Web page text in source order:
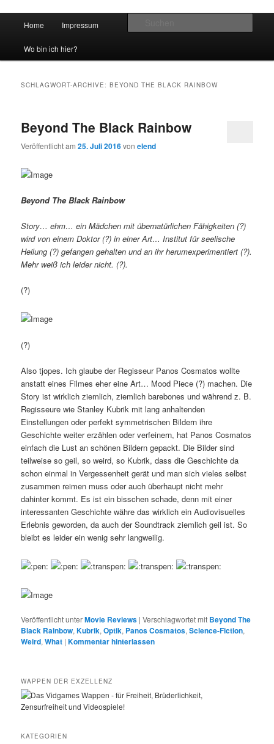
vidgames.de
Zum Inhalt wechseln
Zum sekundären Inhalt wechseln
Home Impressum
Wo bin ich hier?
SCHLAGWORT-ARCHIVE:BEYOND THE BLACK RAINBOW
Beyond The Black Rainbow
Veröffentlicht am25. Juli 2016vonelend
Beyond The Black Rainbow
Story… ehm… ein Mädchen mit übernatürlichen Fähigkeiten (?)
wird von einem Doktor (?) in einer Art… Institut für seelische
Heilung (?) gefangen gehalten und an ihr herumexperimentiert (?).
Mehr weiß ich leider nicht. (?).
(?)
(?)
Also tjopes. Ich glaube der Regisseur Panos Cosmatos wollte
anstatt eines Filmes eher eine Art… Mood Piece (?) machen. Die
Story ist wirklich ziemlich, ziemlich barebones und während z. B.
Regisseure wie Stanley Kubrik mit lang anhaltenden
Einstellungen oder perfekt symmetrischen Bildern ihre
Geschichte weiter erzählen oder verfeinern, hat Panos Cosmatos
einfach die Lust an schönen Bildern gepackt. Die Bilder sind
teilweise so geil, so weird, so Kubrik, dass die Geschichte da
schon einmal in Vergessenheit gerät und man sich vieles selbst
zusammen reimen muss oder auch überhaupt nicht mehr
dahinter kommt. Es ist ein bisschen schade, denn mit einer
interessanten Geschichte währe das wirklich ein Audiovisuelles
Erlebnis geworden, da auch der Soundtrack ziemlich geil ist. So
bleibt es leider ein wenig sehr langweilig.
Veröffentlicht unterMovie Reviews |Verschlagwortet mit Beyond The
Black Rainbow,Kubrik,Optik, Panos Cosmatos,Science-Fiction,
Weird,What |Kommentar hinterlassen
WAPPEN DER EXZELLENZ
KATEGORIEN